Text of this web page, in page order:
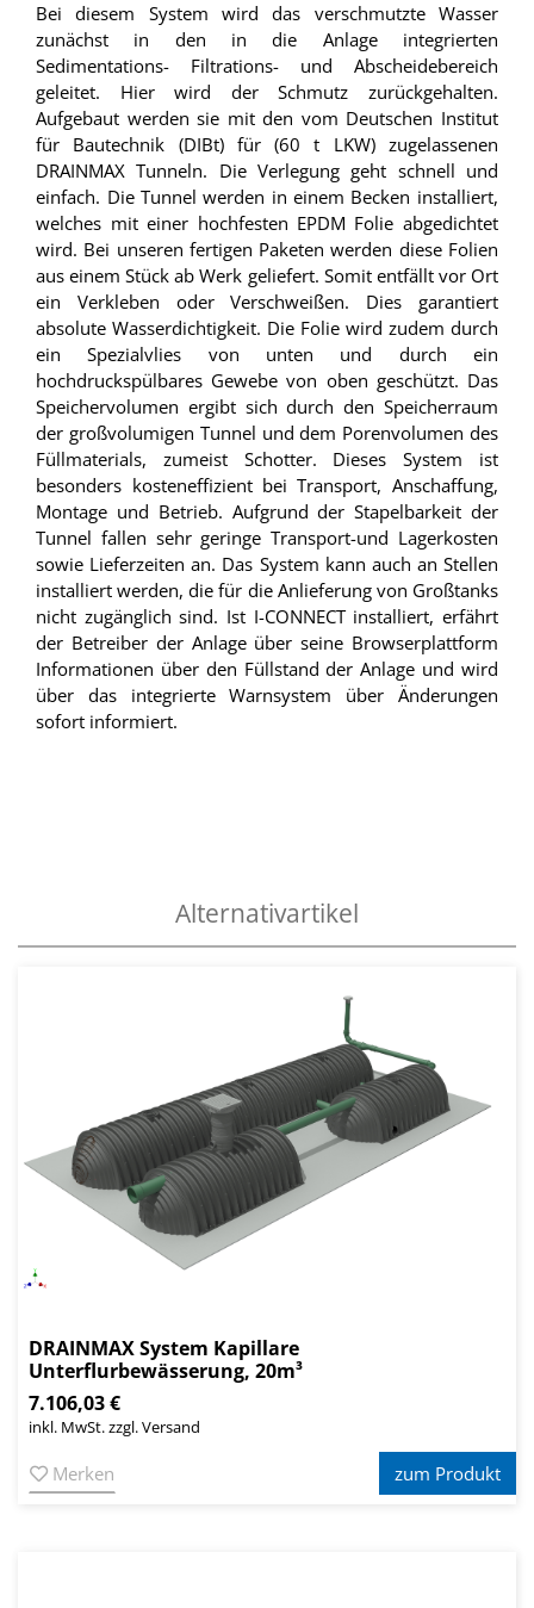
Bei diesem System wird das verschmutzte Wasser
zunächst in den in die Anlage integrierten
Sedimentations- Filtrations- und Abscheidebereich
geleitet. Hier wird der Schmutz zurückgehalten.
Aufgebaut werden sie mit den vom Deutschen Institut
für Bautechnik (DIBt) für (60 t LKW) zugelassenen
DRAINMAX Tunneln. Die Verlegung geht schnell und
einfach. Die Tunnel werden in einem Becken installiert,
welches mit einer hochfesten EPDM Folie abgedichtet
wird. Bei unseren fertigen Paketen werden diese Folien
aus einem Stück ab Werk geliefert. Somit entfällt vor Ort
ein Verkleben oder Verschweißen. Dies garantiert
absolute Wasserdichtigkeit. Die Folie wird zudem durch
ein Spezialvlies von unten und durch ein
hochdruckspülbares Gewebe von oben geschützt. Das
Speichervolumen ergibt sich durch den Speicherraum
der großvolumigen Tunnel und dem Porenvolumen des
Füllmaterials, zumeist Schotter. Dieses System ist
besonders kosteneffizient bei Transport, Anschaffung,
Montage und Betrieb. Aufgrund der Stapelbarkeit der
Tunnel fallen sehr geringe Transport-und Lagerkosten
sowie Lieferzeiten an. Das System kann auch an Stellen
installiert werden, die für die Anlieferung von Großtanks
nicht zugänglich sind. Ist I-CONNECT installiert, erfährt
der Betreiber der Anlage über seine Browserplattform
Informationen über den Füllstand der Anlage und wird
über das integrierte Warnsystem über Änderungen
sofort informiert.
Alternativartikel
DRAINMAX System Kapillare
Unterflurbewässerung, 20m³
7.106,03 €
inkl. MwSt. zzgl. Versand
Merken zum Produkt